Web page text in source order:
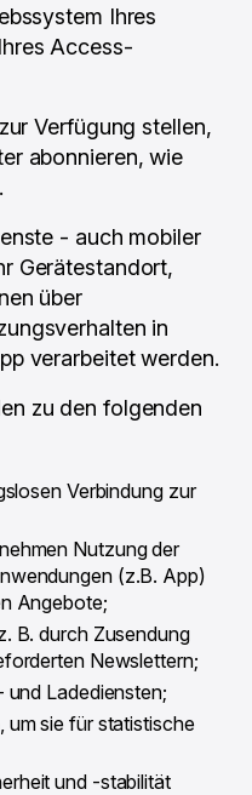
Ihres
Access-
Verfügung stellen,
abonnieren, wie
- auch mobiler
Gerätestandort,
über
in
verarbeitet werden.
zu den folgenden
Verbindung zur
Nutzung der
(z.B. App)
Angebote;
B. durch Zusendung
Newslettern;
Ladediensten;
um sie für statistische
und -stabilität